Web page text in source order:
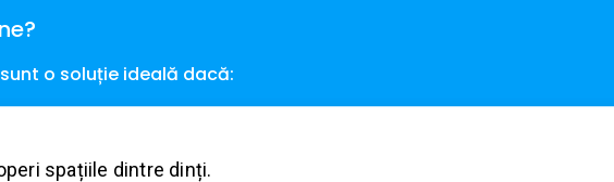
o soluție ideală dacă:
spațiile dintre dinți.